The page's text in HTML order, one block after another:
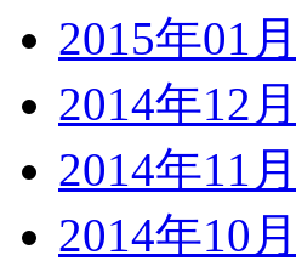
2015年01月
2014年12月
2014年11月
2014年10月